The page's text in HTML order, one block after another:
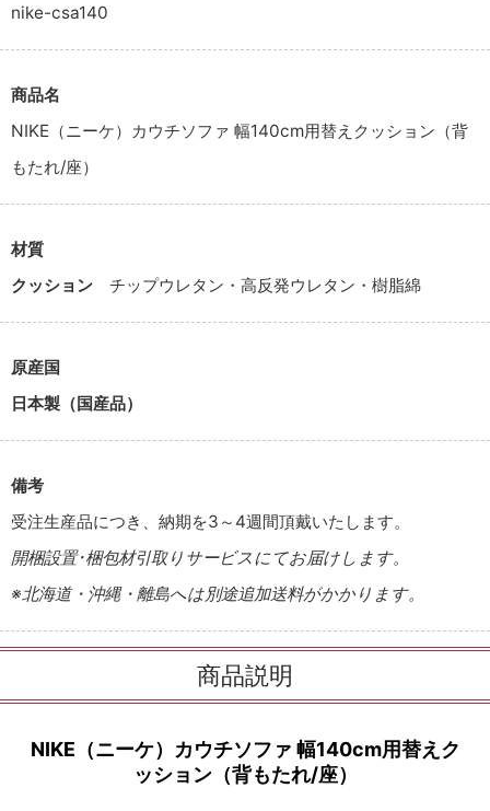
nike-csa140
商品名
NIKE（ニーケ）カウチソファ 幅140cm用替えクッション（背
もたれ/座）
材質
クッション チップウレタン・高反発ウレタン・樹脂綿
原産国
日本製（国産品）
備考
受注生産品につき、納期を3～4週間頂戴いたします。
開梱設置･梱包材引取りサービスにてお届けします。
※北海道・沖縄・離島へは別途追加送料がかかります。
商品説明
NIKE（ニーケ）カウチソファ 幅140cm用替えク
ッション（背もたれ/座）